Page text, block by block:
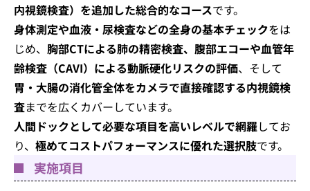
内視鏡検査）を追加した総合的なコースです。
身体測定や血液・尿検査などの全身の基本チェックをは
じめ、 胸部CTによる肺の精密検査、腹部エコーや血管年
齢検査（CAVI）による動脈硬化リスクの評価、そして
胃・大腸の消化管全体をカメラで直接確認する内視鏡検
査までを広くカバーしています。
人間ドックとして必要な項目を高いレベルで網羅してお
り、 極めてコストパフォーマンスに優れた選択肢です。
実施項目